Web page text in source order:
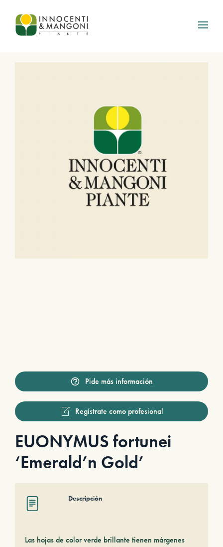
Skip to main content
Pide más información
Regístrate como profesional
EUONYMUS fortunei
‘Emerald’n Gold’
Descripción
Las hojas de color verde brillante tienen márgenes